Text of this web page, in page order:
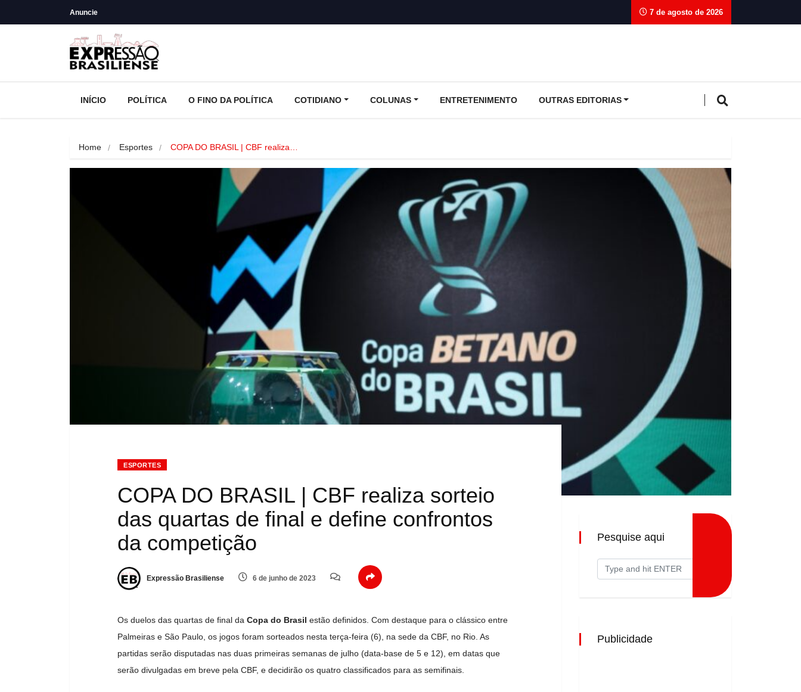
Anuncie 7 de agosto de 2026
INÍCIO POLÍTICA O FINO DA POLÍTICA COTIDIANO COLUNAS ENTRETENIMENTO OUTRAS EDITORIAS
Home Esportes COPA DO BRASIL | CBF realiza…
ESPORTES
COPA DO BRASIL | CBF realiza sorteio
das quartas de final e define confrontos
da competição
Expressão Brasiliense 6 de junho de 2023
Os duelos das quartas de final da Copa do Brasil estão definidos. Com destaque para o clássico entre
Palmeiras e São Paulo, os jogos foram sorteados nesta terça-feira (6), na sede da CBF, no Rio. As
partidas serão disputadas nas duas primeiras semanas de julho (data-base de 5 e 12), em datas que
serão divulgadas em breve pela CBF, e decidirão os quatro classificados para as semifinais.
Pesquise aqui
Publicidade